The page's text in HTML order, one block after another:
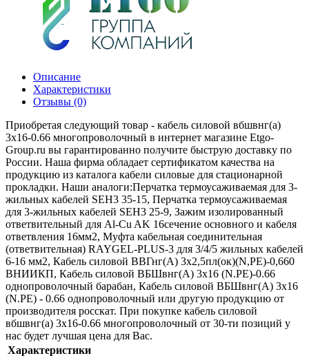
Описание
Характеристики
Отзывы (0)
Приобретая следующий товар - кабель силовой вбшвнг(а)
3х16-0.66 многопроволочный в интернет магазине Etgo-
Group.ru вы гарантированно получите быструю доставку по
России. Наша фирма обладает сертификатом качества на
продукцию из каталога кабели силовые для стационарной
прокладки. Наши аналоги:Перчатка термоусаживаемая для 3-
жильных кабелей SEH3 35-15, Перчатка термоусаживаемая
для 3-жильных кабелей SEH3 25-9, Зажим изолированный
ответвительный для Al-Cu AK 16сечение основного и кабеля
ответвления 16мм2, Муфта кабельная соединительная
(ответвительная) RAYGEL-PLUS-3 для 3/4/5 жильных кабелей
6-16 мм2, Кабель силовой ВВГнг(А) 3х2,5пл(ок)(N,PE)-0,660
ВНИИКП, Кабель силовой ВБШвнг(А) 3х16 (N.PE)-0.66
однопроволочный барабан, Кабель силовой ВБШвнг(А) 3х16
(N.PE) - 0.66 однопроволочный или другую продукцию от
производителя росскат. При покупке кабель силовой
вбшвнг(а) 3х16-0.66 многопроволочный от 30-ти позиций у
нас будет лучшая цена для Вас.
Характеристики